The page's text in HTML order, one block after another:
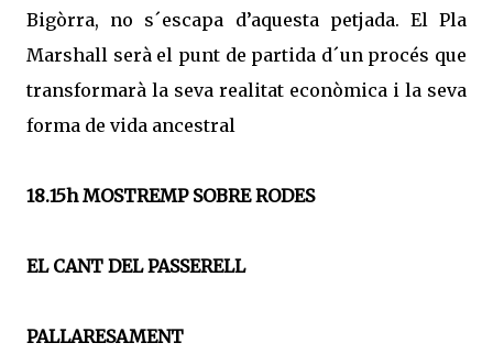
Bigòrra, no s´escapa d’aquesta petjada. El Pla
Marshall serà el punt de partida d´un procés que
transformarà la seva realitat econòmica i la seva
forma de vida ancestral
18.15h MOSTREMP SOBRE RODES
EL CANT DEL PASSERELL
PALLARESAMENT